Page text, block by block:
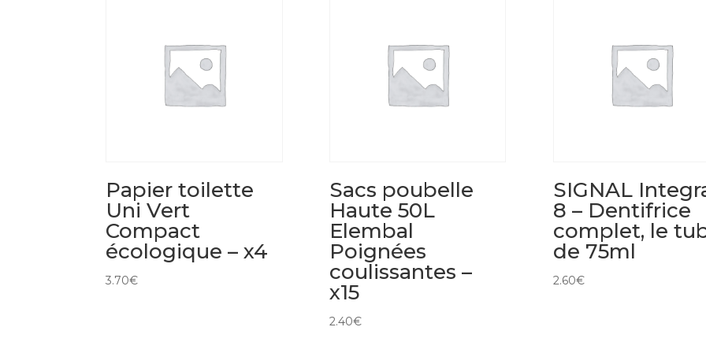
Papier toilette
Uni Vert
Compact
écologique – x4
3.70€
Sacs poubelle
Haute 50L
Elembal
Poignées
coulissantes –
x15
2.40€
SIGNAL
8 – Dentifrice
complet, le
de 75ml
2.60€